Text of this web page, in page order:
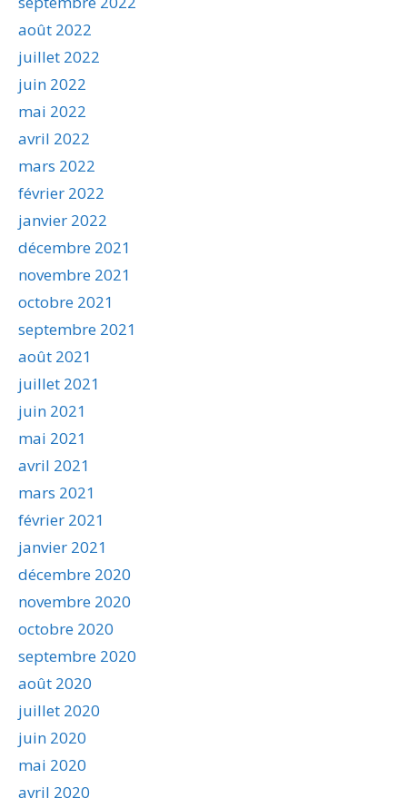
août 2022
juillet 2022
juin 2022
mai 2022
avril 2022
mars 2022
février 2022
janvier 2022
décembre 2021
novembre 2021
octobre 2021
septembre 2021
août 2021
juillet 2021
juin 2021
mai 2021
avril 2021
mars 2021
février 2021
janvier 2021
décembre 2020
novembre 2020
octobre 2020
septembre 2020
août 2020
juillet 2020
juin 2020
mai 2020
avril 2020